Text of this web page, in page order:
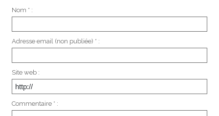
Nom * :
Adresse email (non publiée) * :
Site web :
Commentaire * :